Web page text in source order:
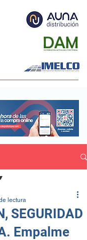
SEGURIDAD
Empalme
lectura